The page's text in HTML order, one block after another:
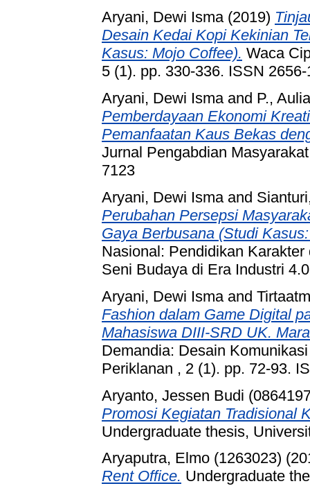
Aryani, Dewi Isma(2019)
Desain Kedai Kopi Kekinian
Kasus: Mojo Coffee). Waca
5 (1). pp. 330-336. ISSN
Aryani, Dewi Ismaand P.,
Pemberdayaan Ekonomi
Pemanfaatan Kaus Bekas
Jurnal Pengabdian
7123
Aryani, Dewi Ismaand
Perubahan Persepsi
Gaya Berbusana (Studi
Nasional: Pendidikan
Seni Budaya di Era Industri
Aryani, Dewi Isma and
Fashion dalam Game Digital
Mahasiswa DIII-SRD UK.
Demandia: Desain
Periklanan , 2 (1). pp. 72-93.
Aryanto, Jessen Budi
Promosi Kegiatan Tradisional
Undergraduate thesis,
Aryaputra, Elmo (1263023)
Rent Office. Undergraduate